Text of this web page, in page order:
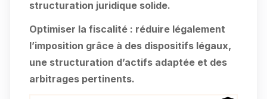
structuration juridique solide.
Optimiser la fiscalité : réduire légalement
l’imposition grâce à des dispositifs légaux,
une structuration d’actifs adaptée et des
arbitrages pertinents.